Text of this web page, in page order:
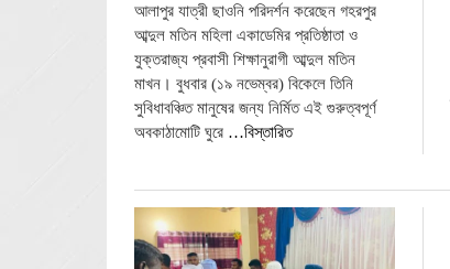
আলাপুর যাত্রী ছাওনি পরিদর্শন করেছেন গহরপুর
আব্দুল মতিন মহিলা একাডেমির প্রতিষ্ঠাতা ও
যুক্তরাজ্য প্রবাসী শিক্ষানুরাগী আব্দুল মতিন
মাখন। বুধবার (১৯ নভেম্বর) বিকেলে তিনি
সুবিধাবঞ্চিত মানুষের জন্য নির্মিত এই গুরুত্বপূর্ণ
অবকাঠামোটি ঘুরে …বিস্তারিত